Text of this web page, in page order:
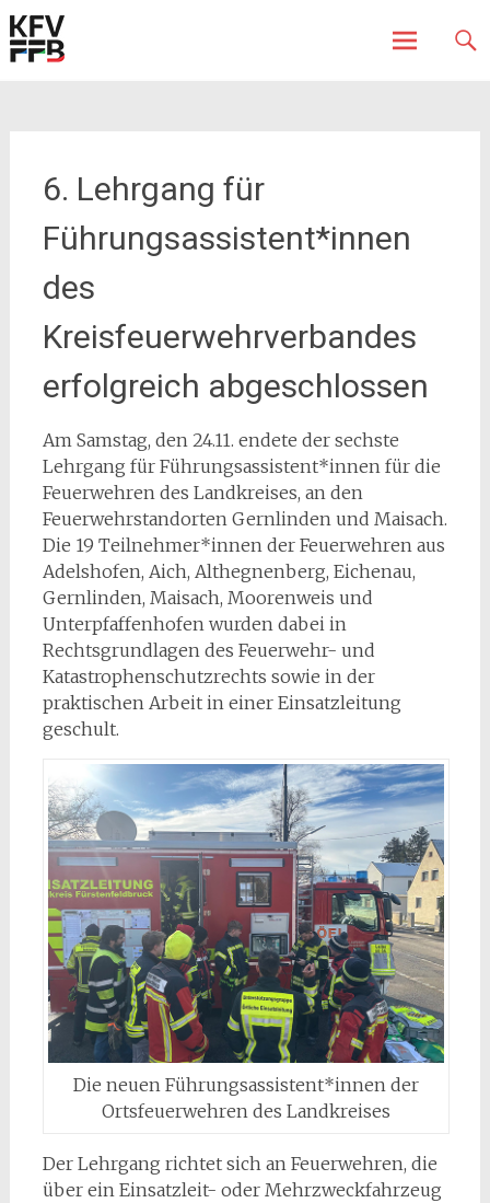
6. Lehrgang für
Führungsassistent*innen
des
Kreisfeuerwehrverbandes
erfolgreich abgeschlossen
Am Samstag, den 24.11. endete der sechste
Lehrgang für Führungsassistent*innen für die
Feuerwehren des Landkreises, an den
Feuerwehrstandorten Gernlinden und Maisach.
Die 19 Teilnehmer*innen der Feuerwehren aus
Adelshofen, Aich, Althegnenberg, Eichenau,
Gernlinden, Maisach, Moorenweis und
Unterpfaffenhofen wurden dabei in
Rechtsgrundlagen des Feuerwehr- und
Katastrophenschutzrechts sowie in der
praktischen Arbeit in einer Einsatzleitung
geschult.
Die neuen Führungsassistent*innen der
Ortsfeuerwehren des Landkreises
Der Lehrgang richtet sich an Feuerwehren, die
über ein Einsatzleit- oder Mehrzweckfahrzeug